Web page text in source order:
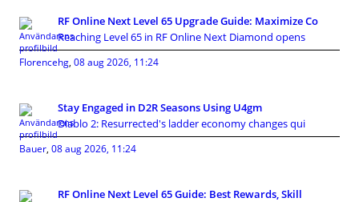
RF Online Next Level 65 Upgrade Guide: Maximize Co
Reaching Level 65 in RF Online Next Diamond opens
Florencehg, 08 aug 2026, 11:24
Stay Engaged in D2R Seasons Using U4gm
Diablo 2: Resurrected's ladder economy changes qui
Bauer, 08 aug 2026, 11:24
RF Online Next Level 65 Guide: Best Rewards, Skill